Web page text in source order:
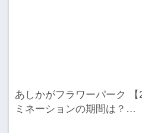
あしかがフラワーパーク 【
ミネーションの期間は？…